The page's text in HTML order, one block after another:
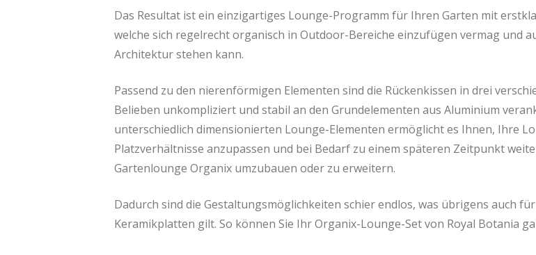
Das Resultat ist ein einzigartiges Lounge-Programm für Ihren Garten mit
welche sich regelrecht organisch in Outdoor-Bereiche einzufügen vermag und
Architektur stehen kann.
Passend zu den nierenförmigen Elementen sind die Rückenkissen in drei
Belieben unkompliziert und stabil an den Grundelementen aus Aluminium
unterschiedlich dimensionierten Lounge-Elementen ermöglicht es Ihnen, Ihre
Platzverhältnisse anzupassen und bei Bedarf zu einem späteren Zeitpunkt
Gartenlounge Organix umzubauen oder zu erweitern.
Dadurch sind die Gestaltungsmöglichkeiten schier endlos, was übrigens auch
Keramikplatten gilt. So können Sie Ihr Organix-Lounge-Set von Royal Botania